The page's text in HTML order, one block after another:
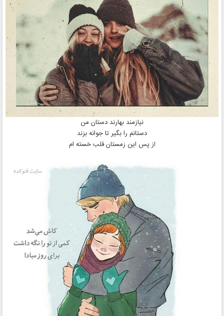
نیازمند بهارند دستان من
دستانم را بگیر تا جوانه بزند
از پس این زمستان قلب خسته‌ ام